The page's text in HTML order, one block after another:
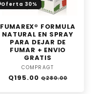
Oferta 30%
FUMAREX® FORMULA
NATURAL EN SPRAY
PARA DEJAR DE
FUMAR + ENVIO
GRATIS
Proveedor:
COMPRAGT
Precio
Q195.00 Precio
Q280.00